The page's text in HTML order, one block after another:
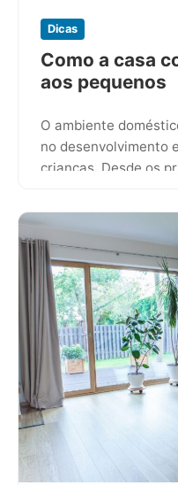
Dicas
Como a casa
aos pequenos
O ambiente
no desenvolvimento
crianças. Desde os